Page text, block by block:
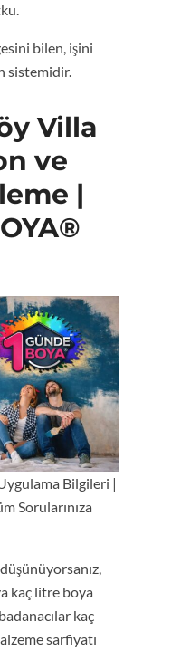
bilen, işini
sistemidir.
Villa
ve
|
Bilgileri |
Sorularınıza
kaç litre boya
kaç
sarfiyatı